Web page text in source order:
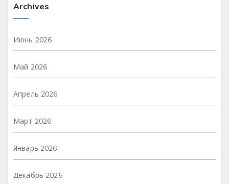
Archives
Июнь 2026
Май 2026
Апрель 2026
Март 2026
Январь 2026
Декабрь 2025